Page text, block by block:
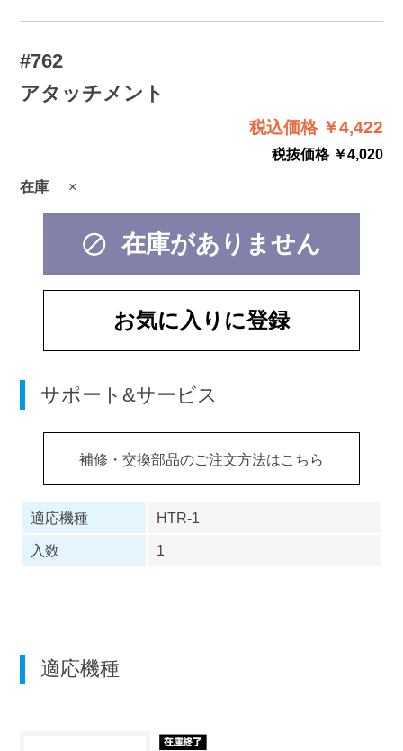
#762
アタッチメント
税込価格 ￥4,422
税抜価格 ￥4,020
在庫
×
お気に入りに登録
在庫がありません
サポート&サービス
補修・交換部品のご注文方法はこちら
適応機種
HTR-1
入数
1
適応機種